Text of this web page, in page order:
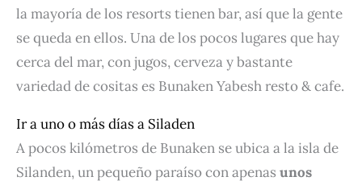
la mayoría de los resorts tienen bar, así que la gente
se queda en ellos. Una de los pocos lugares que hay
cerca del mar, con jugos, cerveza y bastante
variedad de cositas es Bunaken Yabesh resto & cafe.
Ir a uno o más días a Siladen
A pocos kilómetros de Bunaken se ubica a la isla de
Silanden, un pequeño paraíso con apenas unos